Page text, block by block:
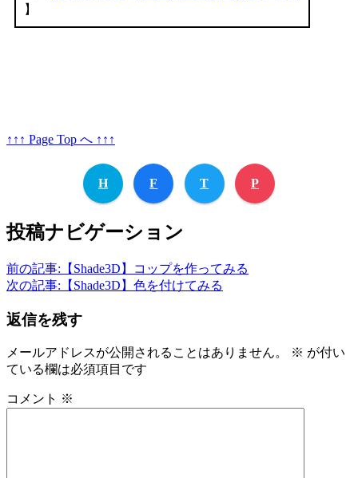
↑↑↑ Page Top へ ↑↑↑
H F T P
投稿ナビゲーション
前の記事: 【Shade3D】コップを作ってみる
次の記事: 【Shade3D】色を付けてみる
返信を残す
メールアドレスが公開されることはありません。 ※ が付い
ている欄は必須項目です
コメント ※